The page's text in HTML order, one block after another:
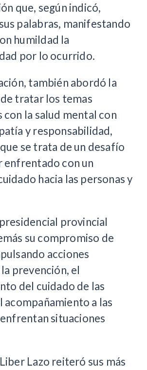
que, según indicó,
palabras, manifestando
humildad la
por lo ocurrido.
también abordó la
tratar los temas
con la salud mental con
y responsabilidad,
se trata de un desafío
enfrentado con un
hacia las personas y
provincial
su compromiso de
acciones
prevención, el
del cuidado de las
acompañamiento a las
situaciones
Lazo reiteró sus más